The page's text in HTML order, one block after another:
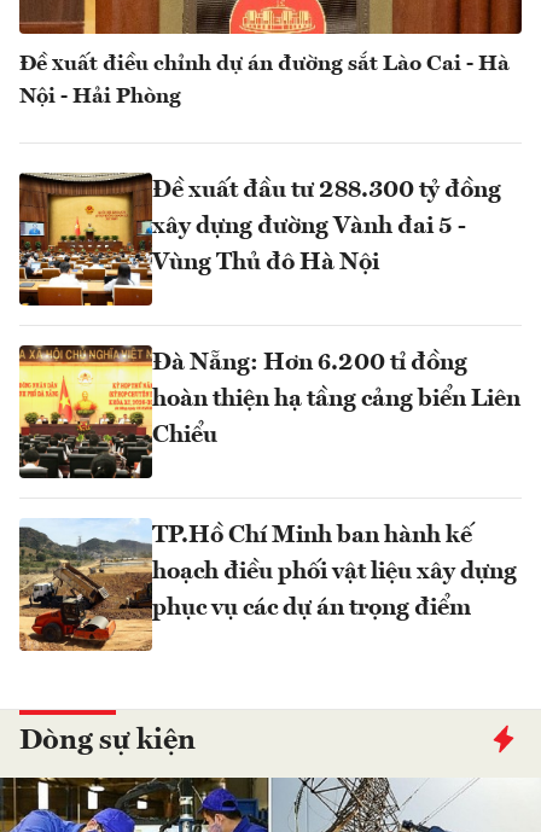
Đề xuất điều chỉnh dự án đường sắt Lào Cai - Hà
Nội - Hải Phòng
Đề xuất đầu tư 288.300 tỷ đồng
xây dựng đường Vành đai 5 -
Vùng Thủ đô Hà Nội
Đà Nẵng: Hơn 6.200 tỉ đồng
hoàn thiện hạ tầng cảng biển Liên
Chiểu
TP.Hồ Chí Minh ban hành kế
hoạch điều phối vật liệu xây dựng
phục vụ các dự án trọng điểm
Dòng sự kiện